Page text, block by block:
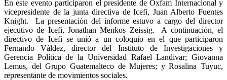
En este evento participaron el presidente de Oxfam Internacional y
vicepresidente de la junta directiva de Icefi, Juan Alberto Fuentes
Knight. La presentación del informe estuvo a cargo del director
ejecutivo de Icefi, Jonathan Menkos Zeissig. A continuación, el
directivo de Icefi se unió a un coloquio en el que participaron
Fernando Váldez, director del Instituto de Investigaciones y
Gerencia Política de la Universidad Rafael Landivar; Giovanna
Lemus, del Grupo Guatemalteco de Mujeres; y Rosalina Tuyuc,
representante de movimientos sociales.